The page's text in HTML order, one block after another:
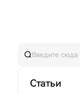
Статьи